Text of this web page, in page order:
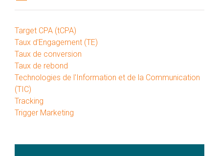
Target CPA (tCPA)
Taux d'Engagement (TE)
Taux de conversion
Taux de rebond
Technologies de l'Information et de la Communication
(TIC)
Tracking
Trigger Marketing